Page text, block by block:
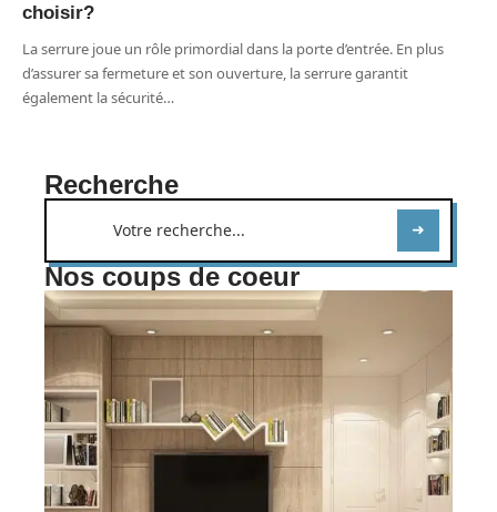
choisir?
La serrure joue un rôle primordial dans la porte d’entrée. En plus
d’assurer sa fermeture et son ouverture, la serrure garantit
également la sécurité…
Recherche
Nos coups de coeur